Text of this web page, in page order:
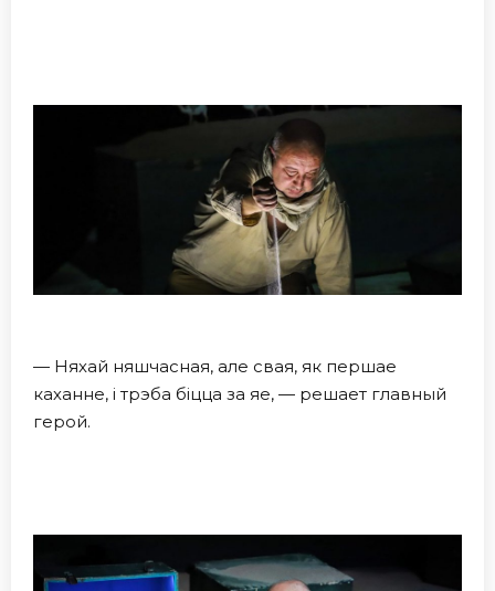
— Няхай няшчасная, але свая, як першае
каханне, i трэба бiцца за яе, — решает главный
герой.